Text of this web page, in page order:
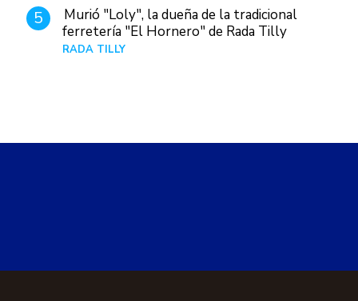
5
Murió "Loly", la dueña de la tradicional
ferretería "El Hornero" de Rada Tilly
RADA TILLY